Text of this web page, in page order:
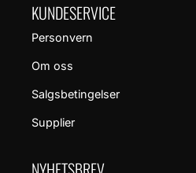
KUNDESERVICE
Personvern
Om oss
Salgsbetingelser
Supplier